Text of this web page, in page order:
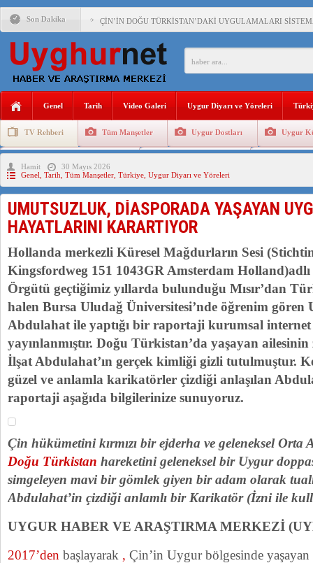
Son Dakika ÇİN’İN DOĞU TÜRKİSTAN’DAKİ UYGULAMALARI
DİYANET AKADEMİSİ BAŞKANI DOÇ.DR.KAAN : DOĞU
ÇİN’İN UYGUR POLİTİKALARINI ÖVEN DİYANET
MHP’DEN URUMÇİ KATLİAMI MESAJİ : 05.07.2009
İŞGALCİ ÇİN’DEN “FETİHLER SULTANI
SAADET PARTİSİ İLÇE BAŞKANI : TEMMUZ AYI,DOĞU
İŞGALCİ ÇİN,DOĞU TÜRKİSTAN’DA EN AZ 143 BİN
Genel Tarih Video Galeri Uygur Diyarı ve Yöreleri
TV Rehberi Tüm Manşetler Uygur Dostları Uygur
Uygurlarda Düğün ve Cenaze
Hamit
30 Mayıs 2026
Genel Tarih Tüm Manşetler Türkiye Uygur Diyarı ve Yöreleri
UMUTSUZLUK, DİASPORADA YAŞAYAN
HAYATLARINI KARARTIYOR
Hollanda merkezli Küresel Mağdurların Sesi
Kingsfordweg 151 1043GR Amsterdam
Örgütü geçtiğimiz yıllarda bulunduğu Mısır’dan
halen Bursa Uludağ Üniversitesi’nde öğrenim
Abdulahat ile yaptığı bir raportaji kurumsal internet
yayınlanmıştır. Doğu Türkistan’da yaşayan
İlşat Abdulahat’ın gerçek kimliği gizli tutulmuştur.
güzel ve anlamla karikatörler çizdiği anlaşılan
raportaji aşağıda bilgilerinize sunuyoruz.
Çin hükümetini kırmızı bir ejderha ve geleneksel Orta
Doğu Türkistan hareketini geleneksel bir Uygur
simgeleyen mavi bir gömlek giyen bir adam olarak
Abdulahat’in çizdiği anlamlı bir Karikatör (İzni ile
UYGUR HABER VE ARAŞTIRMA MERKEZİ
2017’den başlayarak , Çin’in Uygur bölgesinde